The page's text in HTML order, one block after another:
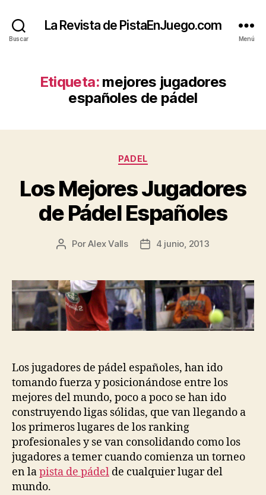
Buscar
La Revista de PistaEnJuego.com
Menú
Etiqueta: mejores jugadores
españoles de pádel
Categorías
PADEL
Los Mejores Jugadores
de Pádel Españoles
Autor
entrada
PorAlex Valls
Fecha
entrada
4 junio, 2013
Los jugadores de pádel españoles, han ido
tomando fuerza y posicionándose entre los
mejores del mundo, poco a poco se han ido
construyendo ligas sólidas, que van llegando a
los primeros lugares de los ranking
profesionales y se van consolidando como los
jugadores a temer cuando comienza un torneo
en lapista de pádel de cualquier lugar del
mundo.